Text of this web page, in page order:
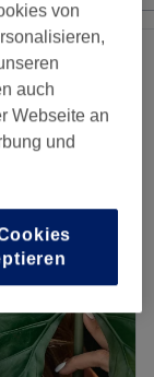
von Reinach
von
auch
Webseite an
und